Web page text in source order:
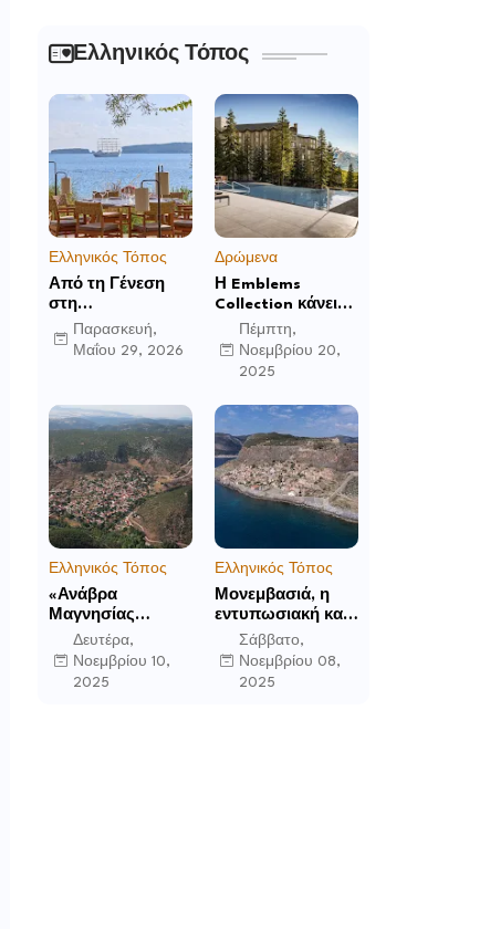
Ελληνικός Τόπος
Ελληνικός Τόπος
Από τη Γένεση
στη
Μεταμόρφωση:
Το Mandarin
αποκαλύπτει μια
νέα σεζόν
βιωματικών
εμπειριών
Παρασκευή,
Μαΐου 29, 2026
Δρώμενα
Η Emblems
Collection κάνει
το ντεμπούτο της
στο Ηνωμένο
Βασίλειο με το
Hotel & Spa και
ανακοινώνει άλλα
έξι ανοίγματα για
το 2026 και μετά
Πέμπτη,
Νοεμβρίου 20,
2025
Ελληνικός Τόπος
«Ανάβρα
Μαγνησίας
(Γούρα): Θεών
αέτωμα της
Όθρυος», γράφει
Δευτέρα,
Νοεμβρίου 10,
2025
Ελληνικός Τόπος
Μονεμβασιά, η
εντυπωσιακή και
απομονωμένη
οχυρωμένη πόλη
που ιδρύθηκε από
Σάββατο,
Νοεμβρίου 08,
2025